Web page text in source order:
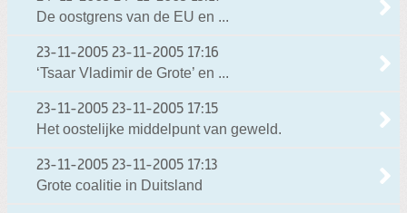
De oostgrens van de EU en ...
23-11-2005 23-11-2005 17:16
‘Tsaar Vladimir de Grote’ en ...
23-11-2005 23-11-2005 17:15
Het oostelijke middelpunt van geweld.
23-11-2005 23-11-2005 17:13
Grote coalitie in Duitsland